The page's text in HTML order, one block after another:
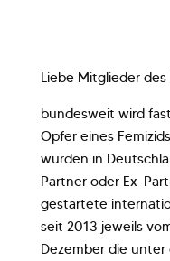
Liebe Mitglieder des
bundesweit wird
Opfer eines
wurden in
Partner oder Ex-
gestartete
seit 2013 jeweils
Dezember die